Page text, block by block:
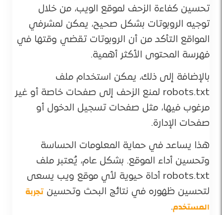
تحسين كفاءة الزحف لموقع الويب، من خلال
توجيه الروبوتات بشكل صحيح، يمكن لمشرفي
المواقع التأكد من أن الروبوتات تقضي وقتها في
فهرسة المحتوى الأكثر أهمية.
بالإضافة إلى ذلك، يمكن استخدام ملف
robots.txt لمنع الزحف إلى صفحات خاصة أو غير
مرغوب فيها، مثل صفحات تسجيل الدخول أو
صفحات الإدارة.
هذا يساعد في حماية المعلومات الحساسة
وتحسين أداء الموقع. بشكل عام، يُعتبر ملف
robots.txt أداة حيوية لأي موقع ويب يسعى
لتحسين ظهوره في نتائج البحث وتحسين تجربة
المستخدم.